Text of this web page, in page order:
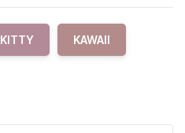
KITTY KAWAII